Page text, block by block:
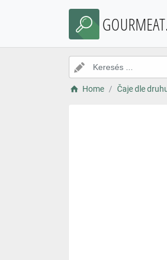
Home Čaje dle